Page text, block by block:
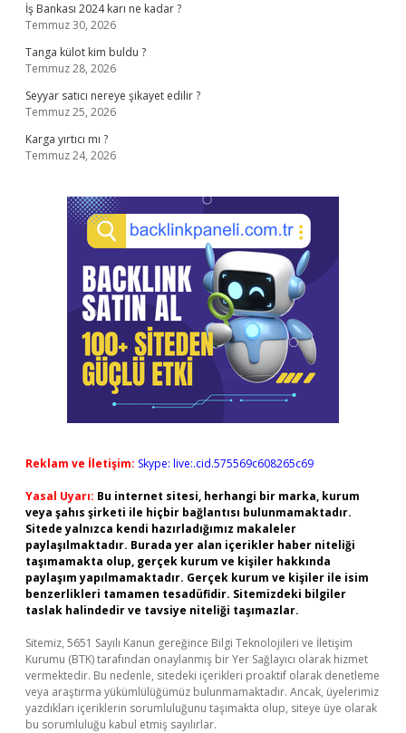
İş Bankası 2024 karı ne kadar ?
Temmuz 30, 2026
Tanga külot kim buldu ?
Temmuz 28, 2026
Seyyar satıcı nereye şikayet edilir ?
Temmuz 25, 2026
Karga yırtıcı mı ?
Temmuz 24, 2026
Reklam ve İletişim: Skype: live:.cid.575569c608265c69
Yasal Uyarı: Bu internet sitesi, herhangi bir marka, kurum
veya şahıs şirketi ile hiçbir bağlantısı bulunmamaktadır.
Sitede yalnızca kendi hazırladığımız makaleler
paylaşılmaktadır. Burada yer alan içerikler haber niteliği
taşımamakta olup, gerçek kurum ve kişiler hakkında
paylaşım yapılmamaktadır. Gerçek kurum ve kişiler ile isim
benzerlikleri tamamen tesadüfidir. Sitemizdeki bilgiler
taslak halindedir ve tavsiye niteliği taşımazlar.
Sitemiz, 5651 Sayılı Kanun gereğince Bilgi Teknolojileri ve İletişim
Kurumu (BTK) tarafından onaylanmış bir Yer Sağlayıcı olarak hizmet
vermektedir. Bu nedenle, sitedeki içerikleri proaktif olarak denetleme
veya araştırma yükümlülüğümüz bulunmamaktadır. Ancak, üyelerimiz
yazdıkları içeriklerin sorumluluğunu taşımakta olup, siteye üye olarak
bu sorumluluğu kabul etmiş sayılırlar.